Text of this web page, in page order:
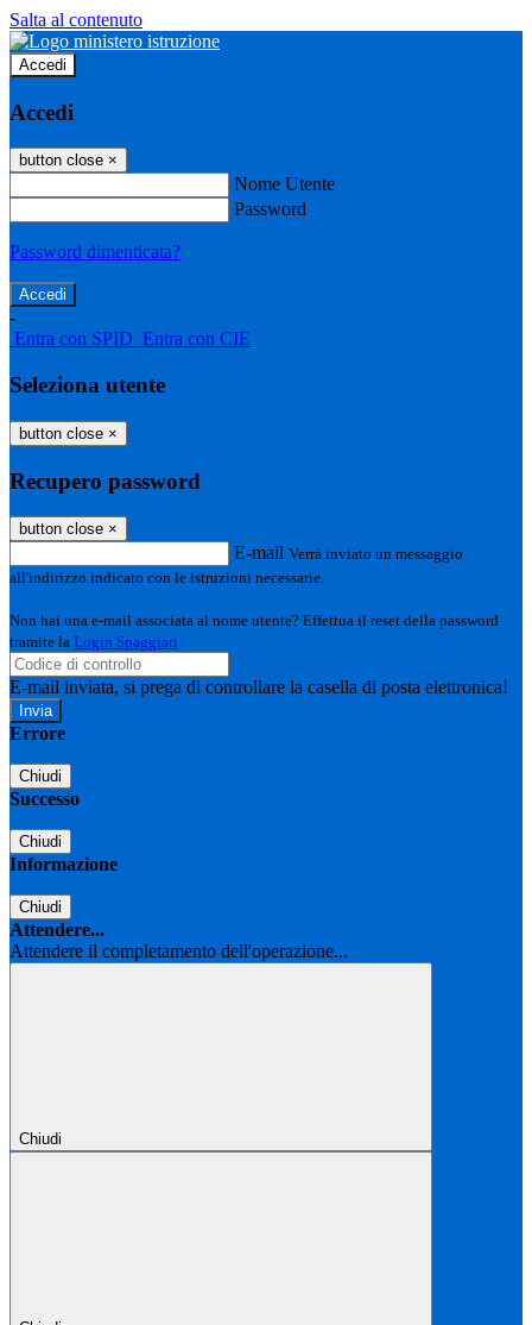
Salta al contenuto
Accedi
Accedi
button close ×
Nome Utente
Password
Password dimenticata?
-
Entra con SPID Entra con CIE
Seleziona utente
button close ×
Recupero password
button close ×
E-mail Verrà inviato un messaggio
all'indirizzo indicato con le istruzioni necessarie.
Non hai una e-mail associata al nome utente? Effettua il reset della password
tramite la Login Spaggiari
E-mail inviata, si prega di controllare la casella di posta elettronica!
Errore
Chiudi
Successo
Chiudi
Informazione
Chiudi
Attendere...
Attendere il completamento dell'operazione...
Chiudi